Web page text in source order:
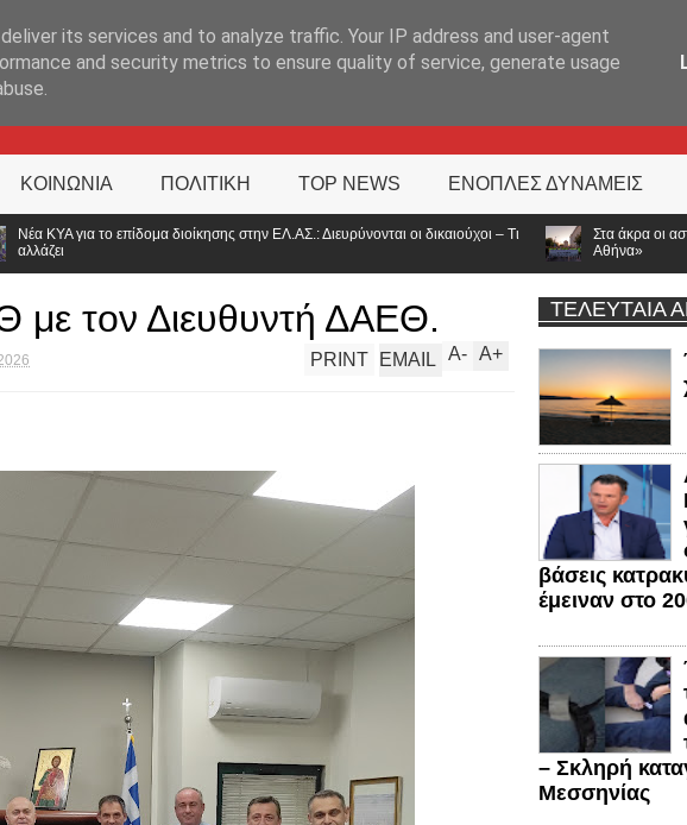
ΚΟΙΝΩΝΙΑ ΠΟΛΙΤΙΚΗ TOP NEWS ΕΝΟΠΛΕΣ ΔΥΝΑΜΕΙΣ
στην ΕΛ.ΑΣ.: Διευρύνονται οι δικαιούχοι – Τι
Στα άκρα οι αστυνομικοί των Ιωαννίνων:
με τον Διευθυντή ΔΑΕΘ.
A+
A-
PRINT EMAIL
ΤΕΛΕΥΤΑΙΑ
βάσεις
έμειναν στο
– Σκληρή
Μεσσηνίας
its services and to analyze traffic. Your IP address and user-agent
and security metrics to ensure quality of service, generate usage